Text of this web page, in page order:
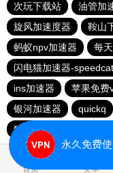
次玩下载站
油管加
旋风加速度器
鞍山
蚂蚁npv加速器
每
闪电猫加速器-speedcat
ins加速器
苹果免费
银河加速器
quickq
猎豹加速器
首页 安卓
永久免费